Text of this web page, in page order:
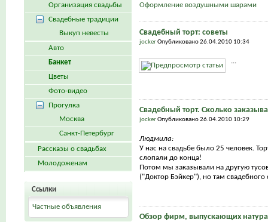
Оформление воздушными шарами
Свадебный торт: советы
jockerОпубликовано 26.04.2010 10:34
...
Свадебный торт. Сколько
jockerОпубликовано 26.04.2010 10:29
Людмила:
У нас на свадьбе было 25 человек.
слопали до конца!
Потом мы заказывали на другую
("Доктор Бэйкер"), но там свадебного
Обзор фирм, выпускающих
Организация свадьбы
Свадебные традиции
Выкуп невесты
Авто
Банкет
Цветы
Фото-видео
Прогулка
Москва
Санкт-Петербург
Рассказы о свадьбах
Молодоженам
Ссылки
Частные объявления